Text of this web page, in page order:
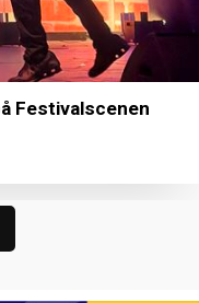
Festivalscenen